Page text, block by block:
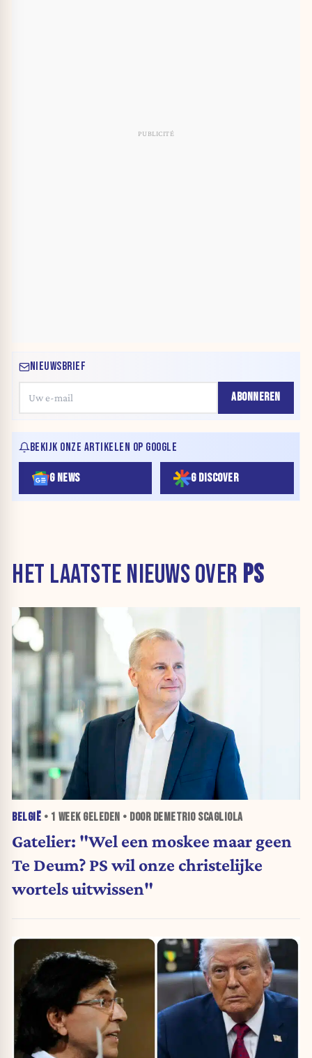
NIEUWSBRIEF
ABONNEREN
BEKIJK ONZE ARTIKELEN OP GOOGLE
G NEWS G DISCOVER
HET LAATSTE NIEUWS OVER PS
BELGIË • 1 WEEKGELEDEN • DOOR DEMETRIO SCAGLIOLA
Gatelier: "Wel een moskee maar geen
Te Deum? PS wil onze christelijke
wortels uitwissen"